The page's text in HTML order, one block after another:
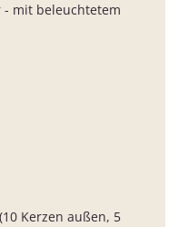
- mit beleuchtetem
Kerzen außen, 5